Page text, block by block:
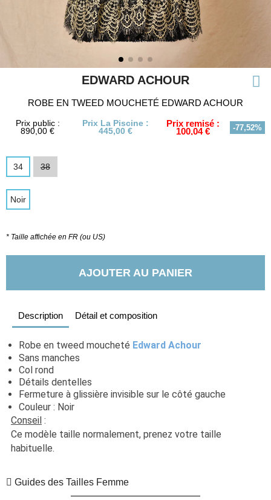
EDWARD ACHOUR
ROBE EN TWEED MOUCHETÉ EDWARD ACHOUR
Prix public :
890,00 €
Prix La Piscine :
445,00 €
Prix remisé :
100,04 € -77,52%
34 38
Noir
* Taille affichée en FR (ou US)
AJOUTER AU PANIER
Description Détail et composition
Robe en tweed moucheté Edward Achour
Sans manches
Col rond
Détails dentelles
Fermeture à glissière invisible sur le côté gauche
Couleur : Noir
Conseil :
Ce modèle taille normalement, prenez votre taille
habituelle.
Guides des Tailles Femme